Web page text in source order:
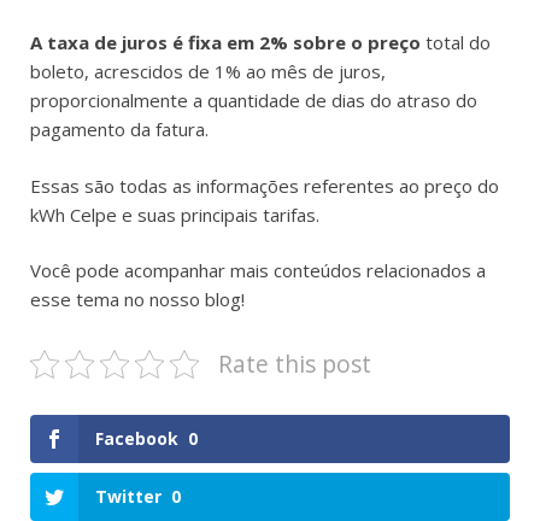
A taxa de juros é fixa em 2% sobre o preço total do
boleto, acrescidos de 1% ao mês de juros,
proporcionalmente a quantidade de dias do atraso do
pagamento da fatura.
Essas são todas as informações referentes ao preço do
kWh Celpe e suas principais tarifas.
Você pode acompanhar mais conteúdos relacionados a
esse tema no nosso blog!
Rate this post
Facebook 0
Twitter 0